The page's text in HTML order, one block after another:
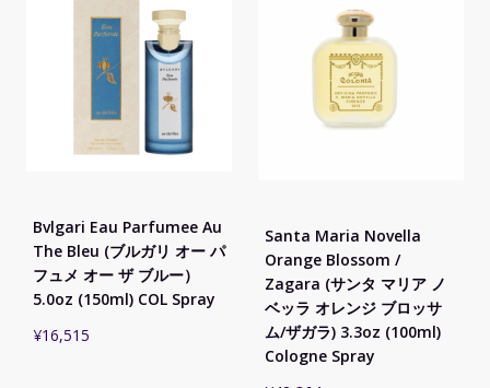
Bvlgari Eau Parfumee Au
The Bleu (ブルガリ オー パ
フュメ オー ザ ブルー）
5.0oz (150ml) COL Spray
¥16,515
Santa Maria Novella
Orange Blossom /
Zagara (サンタ マリア ノ
ベッラ オレンジ ブロッサ
ム/ザガラ) 3.3oz (100ml)
Cologne Spray